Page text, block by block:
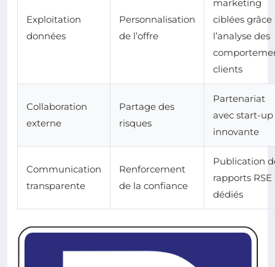
Exploitation
données
Personnalisation
de l’offre
marketing
ciblées grâce
l’analyse des
clients
Collaboration
externe
Partage des
risques
Partenariat
avec start-up
innovante
Communication
transparente
Renforcement
de la confiance
Publication
rapports RSE
dédiés